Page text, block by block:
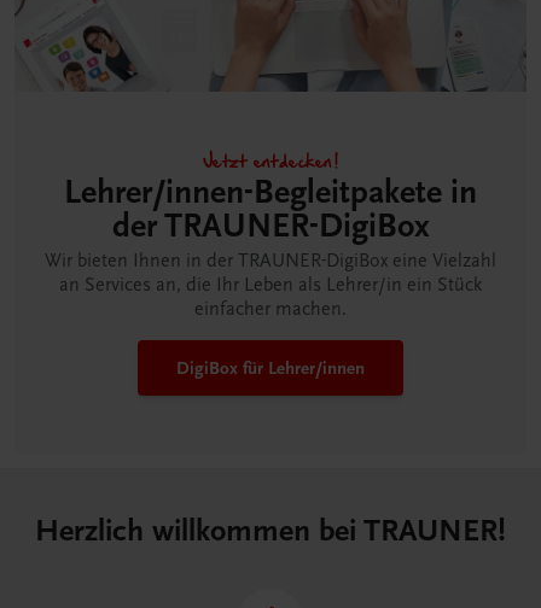
Jetzt entdecken!
Lehrer/innen-Begleitpakete in
der TRAUNER-DigiBox
Wir bieten Ihnen in der TRAUNER-DigiBox eine Vielzahl
an Services an, die Ihr Leben als Lehrer/in ein Stück
einfacher machen.
DigiBox für Lehrer/innen
Herzlich willkommen bei TRAUNER!